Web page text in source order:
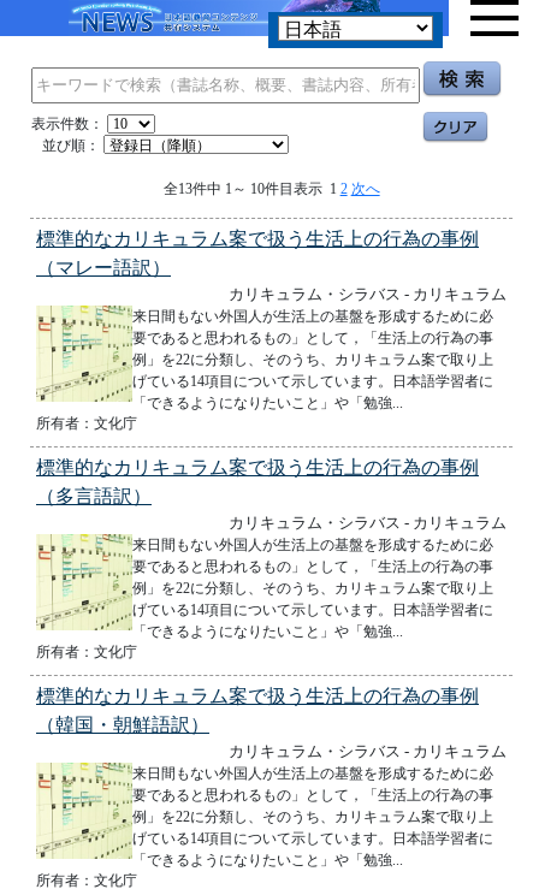
表示件数：
並び順：
全13件中 1～ 10件目表示 1 2 次へ
標準的なカリキュラム案で扱う生活上の行為の事例
（マレー語訳）
カリキュラム・シラバス - カリキュラム
来日間もない外国人が生活上の基盤を形成するために必
要であると思われるもの」として，「生活上の行為の事
例」を22に分類し、そのうち、カリキュラム案で取り上
げている14項目について示しています。日本語学習者に
「できるようになりたいこと」や「勉強...
所有者：文化庁
標準的なカリキュラム案で扱う生活上の行為の事例
（多言語訳）
カリキュラム・シラバス - カリキュラム
来日間もない外国人が生活上の基盤を形成するために必
要であると思われるもの」として，「生活上の行為の事
例」を22に分類し、そのうち、カリキュラム案で取り上
げている14項目について示しています。日本語学習者に
「できるようになりたいこと」や「勉強...
所有者：文化庁
標準的なカリキュラム案で扱う生活上の行為の事例
（韓国・朝鮮語訳）
カリキュラム・シラバス - カリキュラム
来日間もない外国人が生活上の基盤を形成するために必
要であると思われるもの」として，「生活上の行為の事
例」を22に分類し、そのうち、カリキュラム案で取り上
げている14項目について示しています。日本語学習者に
「できるようになりたいこと」や「勉強...
所有者：文化庁